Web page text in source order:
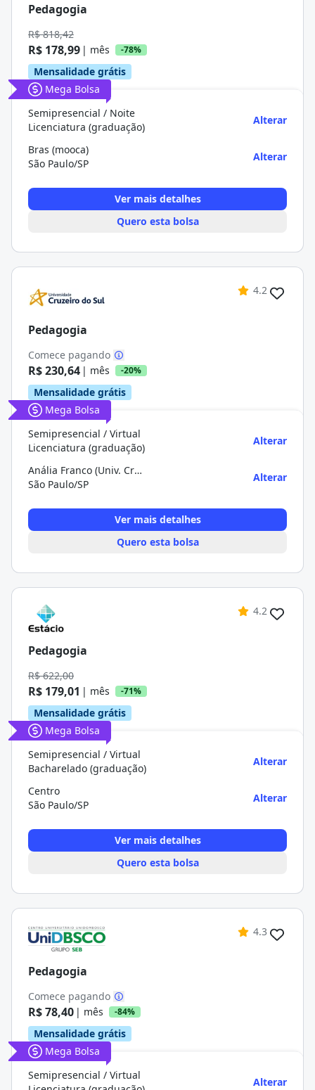
Pedagogia
R$ 818,42
R$ 178,99 | mês -78%
Mensalidade grátis
Mega Bolsa
Semipresencial / Noite
Licenciatura (graduação)
Alterar
Bras (mooca)
São Paulo/SP
Alterar
Ver mais detalhes
Quero esta bolsa
4.2
Pedagogia
Comece pagando
R$ 230,64 | mês -20%
Mensalidade grátis
Mega Bolsa
Semipresencial / Virtual
Licenciatura (graduação)
Alterar
Anália Franco (Univ. Cruzeiro do Sul)
São Paulo/SP
Alterar
Ver mais detalhes
Quero esta bolsa
4.2
Pedagogia
R$ 622,00
R$ 179,01 | mês -71%
Mensalidade grátis
Mega Bolsa
Semipresencial / Virtual
Bacharelado (graduação)
Alterar
Centro
São Paulo/SP
Alterar
Ver mais detalhes
Quero esta bolsa
4.3
Pedagogia
Comece pagando
R$ 78,40 | mês -84%
Mensalidade grátis
Mega Bolsa
Semipresencial / Virtual
Alterar